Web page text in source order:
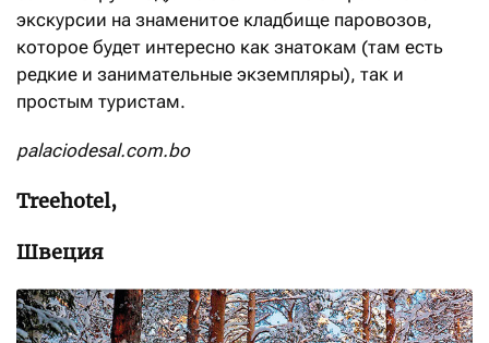
экскурсии на знаменитое кладбище паровозов,
которое будет интересно как знатокам (там есть
редкие и занимательные экземпляры), так и
простым туристам.
palaciodesal.com.bo
Treehotel,
Швеция